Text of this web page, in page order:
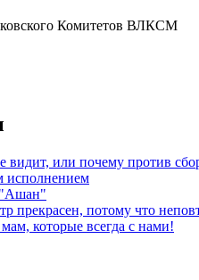
Комитетов ВЛКСМ
видит, или почему против
исполнением
"Ашан"
прекрасен, потому что
которые всегда с нами!